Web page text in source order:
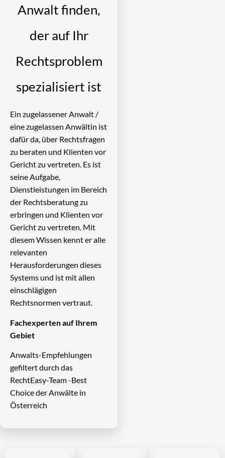
Anwalt finden,
der auf Ihr
Rechtsproblem
spezialisiert ist
Ein zugelassener Anwalt /
eine zugelassen Anwältin ist
dafür da, über Rechtsfragen
zu beraten und Klienten vor
Gericht zu vertreten. Es ist
seine Aufgabe,
Dienstleistungen im Bereich
der Rechtsberatung zu
erbringen und Klienten vor
Gericht zu vertreten. Mit
diesem Wissen kennt er alle
relevanten
Herausforderungen dieses
Systems und ist mit allen
einschlägigen
Rechtsnormen vertraut.
Fachexperten auf Ihrem
Gebiet
Anwalts-Empfehlungen
gefiltert durch das
RechtEasy-Team -Best
Choice der Anwälte in
Österreich